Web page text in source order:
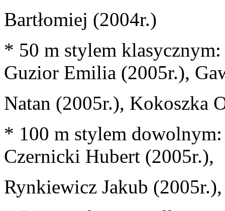
Bartłomiej (2004r.)
* 50 m stylem
Guzior Emilia (2005r.),
Natan (2005r.), Kokoszka
* 100 m stylem
Czernicki Hubert (2005r.),
Rynkiewicz Jakub (2005r.),